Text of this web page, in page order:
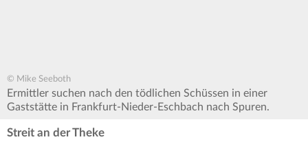
© Mike Seeboth
Ermittler suchen nach den tödlichen Schüssen in einer
Gaststätte in Frankfurt-Nieder-Eschbach nach Spuren.
Streit an der Theke